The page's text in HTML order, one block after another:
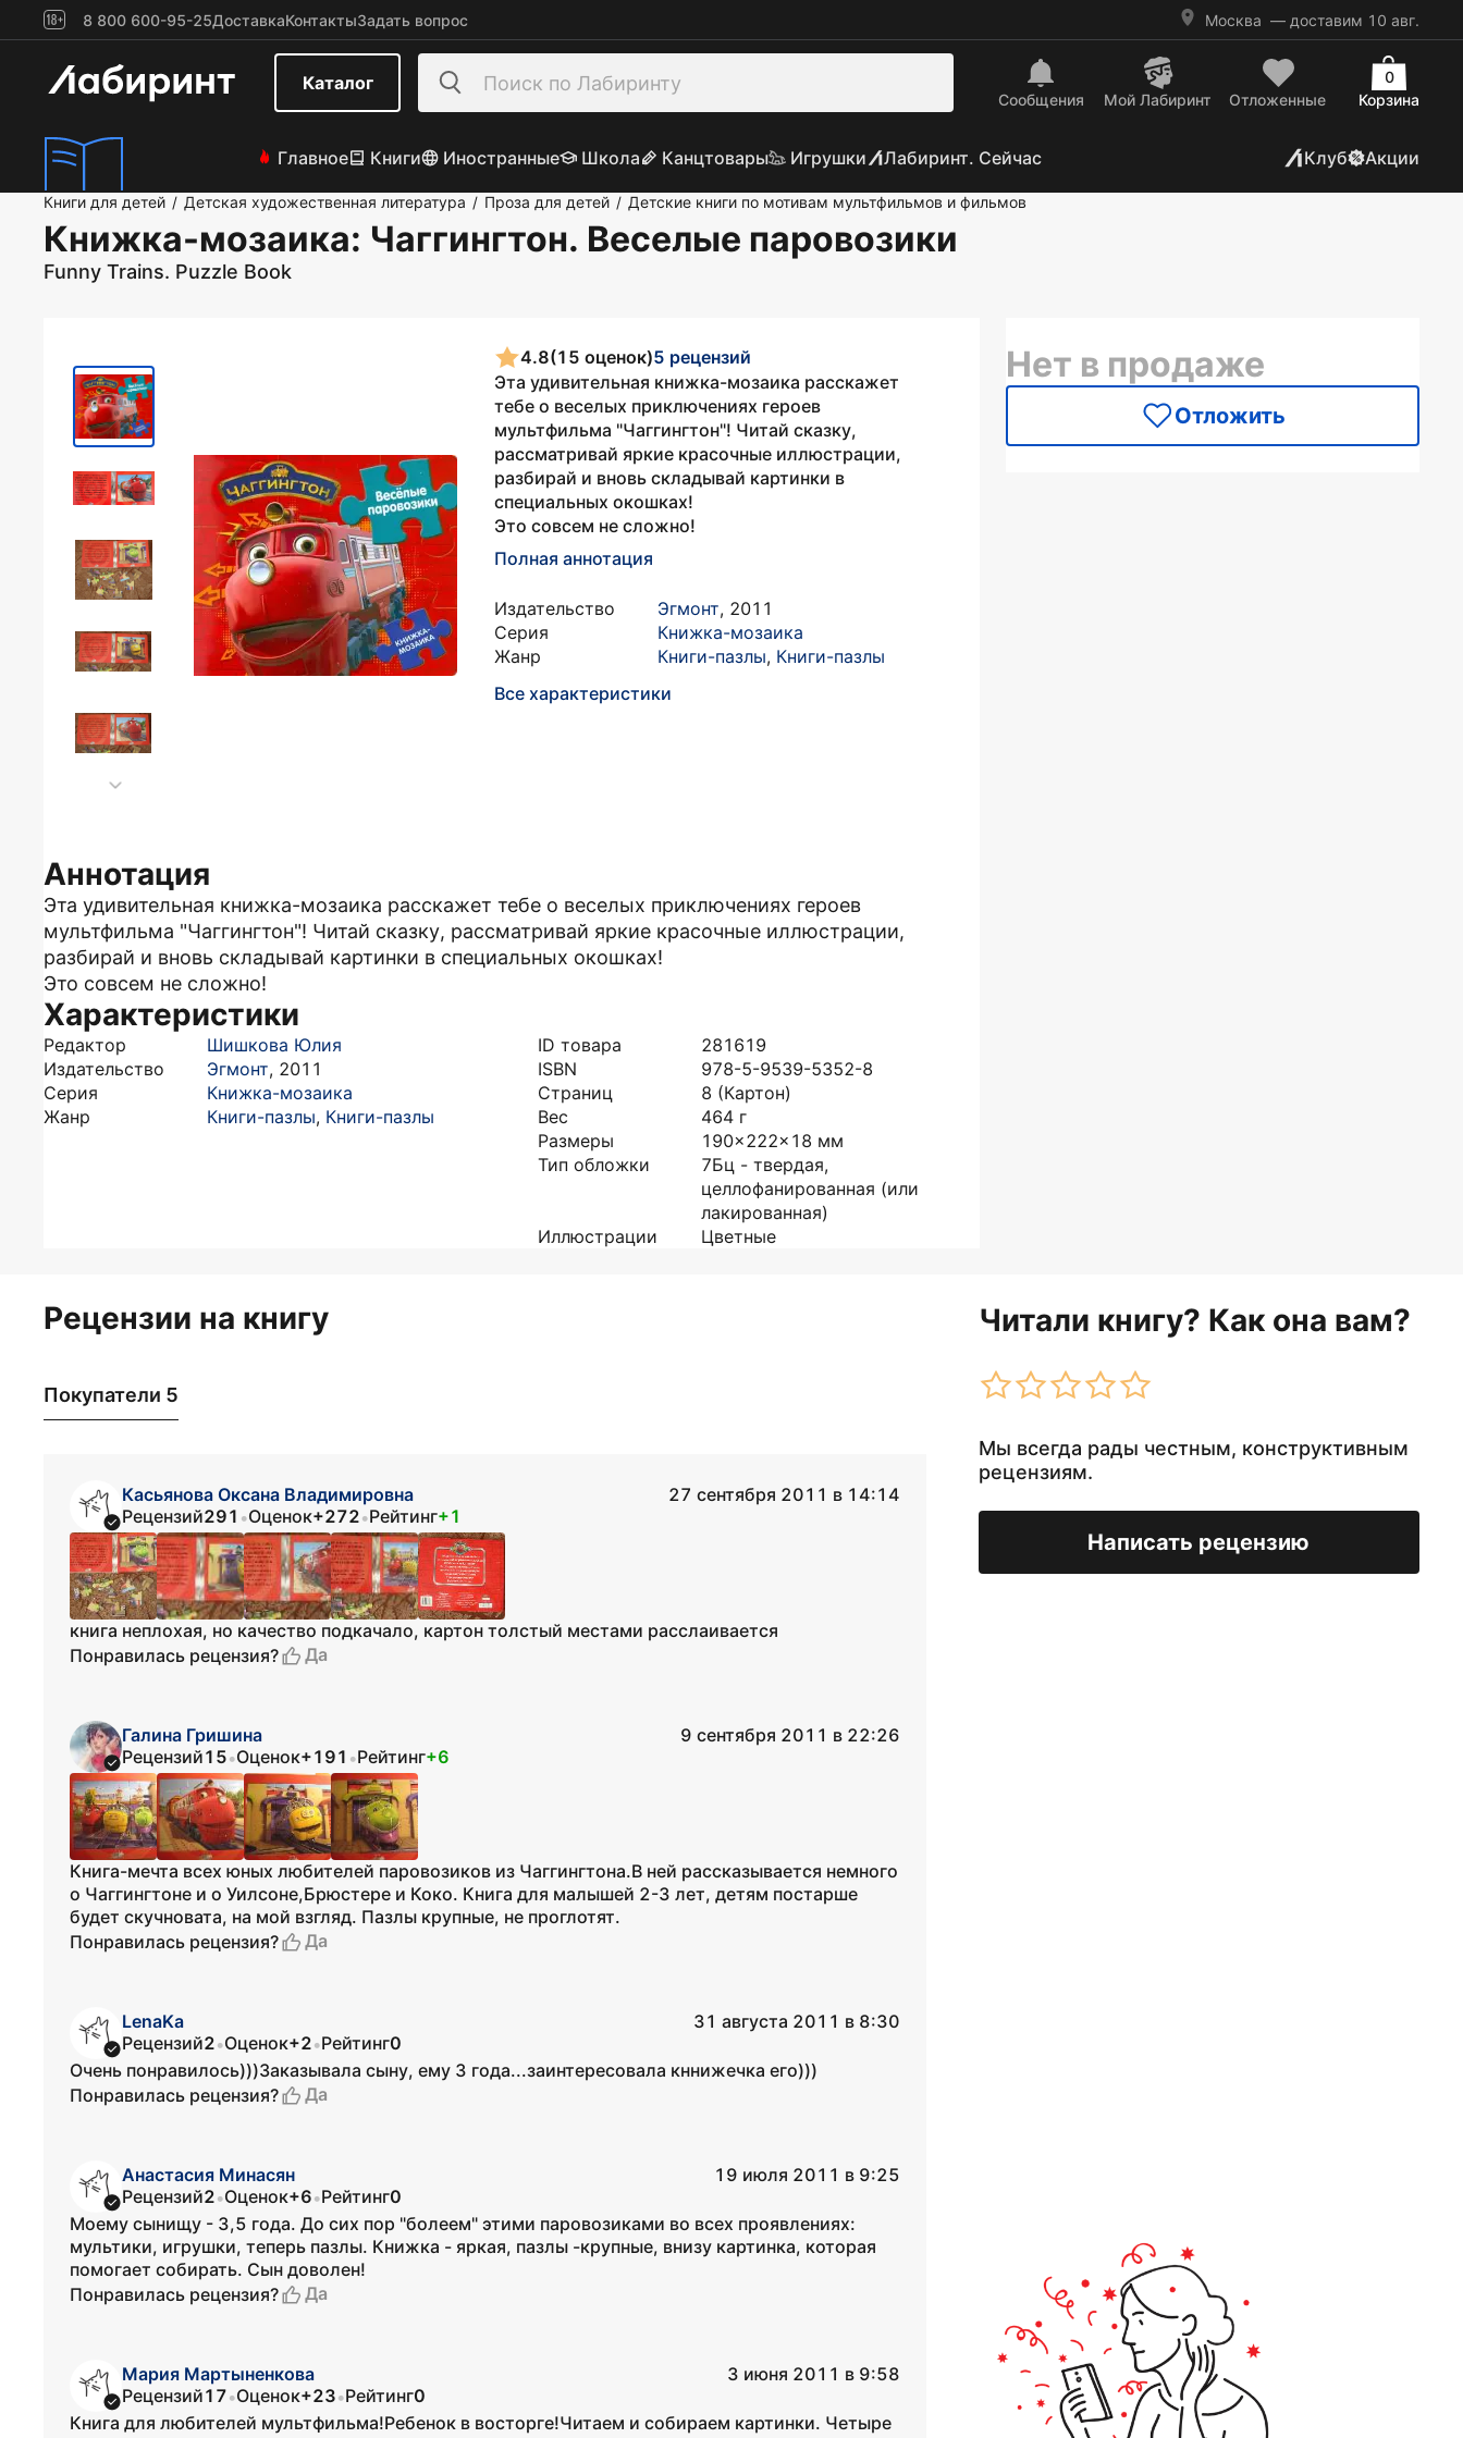
8 800 600-95-25ДоставкаКонтактыЗадать вопрос Москва — доставим 10 авг.
Каталог
Сообщения Mой Лабиринт Отложенные Корзина
0
Главное Книги Иностранные Школа Канцтовары Игрушки Лабиринт. Сейчас Клуб Акции
Книги для детей / Детская художественная литература / Проза для детей / Детские книги по мотивам мультфильмов и фильмов
Книжка-мозаика: Чаггингтон. Веселые паровозики
Funny Trains. Puzzle Book
4.8(15 оценок)5 рецензий
Эта удивительная книжка-мозаика расскажет
тебе о веселых приключениях героев
мультфильма "Чаггингтон"! Читай сказку,
рассматривай яркие красочные иллюстрации,
разбирай и вновь складывай картинки в
специальных окошках!
Это совсем не сложно!
Полная аннотация
Издательство Эгмонт, 2011
Серия
Книжка-мозаика
Жанр
Книги-пазлы, Книги-пазлы
Все характеристики
Аннотация
Эта удивительная книжка-мозаика расскажет тебе о веселых приключениях героев
мультфильма "Чаггингтон"! Читай сказку, рассматривай яркие красочные иллюстрации,
разбирай и вновь складывай картинки в специальных окошках!
Это совсем не сложно!
Характеристики
Редактор
Шишкова Юлия
Издательство
Эгмонт, 2011
Серия
Книжка-мозаика
Жанр
Книги-пазлы, Книги-пазлы
ID товара
281619
ISBN
978-5-9539-5352-8
Страниц
8 (Картон)
Вес
464 г
Размеры
190x222x18 мм
Тип обложки
7Бц - твердая,
целлофанированная (или
лакированная)
Иллюстрации
Цветные
Нет в продаже
Отложить
Рецензии на книгу Читали книгу? Как она вам?
Мы всегда рады честным, конструктивным
рецензиям.
Написать рецензию
Покупатели 5
Касьянова Оксана Владимировна
27 сентября 2011 в 14:14
Рецензий291 •Оценок+272•Рейтинг+1
книга неплохая, но качество подкачало, картон толстый местами расслаивается
Понравилась рецензия?
Да
Галина Гришина
9 сентября 2011 в 22:26
Рецензий15•Оценок+191 •Рейтинг+6
Книга-мечта всех юных любителей паровозиков из Чаггингтона.В ней рассказывается немного
о Чаггингтоне и о Уилсоне,Брюстере и Коко. Книга для малышей 2-3 лет, детям постарше
будет скучновата, на мой взгляд. Пазлы крупные, не проглотят.
Понравилась рецензия?
Да
LenаKa
31 августа 2011 в 8:30
Рецензий2•Оценок+2•Рейтинг0
Очень понравилось)))Заказывала сыну, ему 3 года...заинтересовала кннижечка его)))
Понравилась рецензия?
Да
Анастасия Минасян
19 июля 2011 в 9:25
Рецензий2•Оценок+6•Рейтинг0
Моему сынищу - 3,5 года. До сих пор "болеем" этими паровозиками во всех проявлениях:
мультики, игрушки, теперь пазлы. Книжка - яркая, пазлы -крупные, внизу картинка, которая
помогает собирать. Сын доволен!
Понравилась рецензия?
Да
Мария Мартыненкова
3 июня 2011 в 9:58
Рецензий17•Оценок+23•Рейтинг0
Книга для любителей мультфильма!Ребенок в восторге!Читаем и собираем картинки. Четыре